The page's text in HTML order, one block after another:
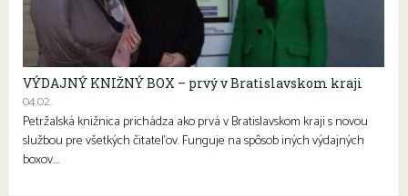
VÝDAJNÝ KNIŽNÝ BOX – prvý v Bratislavskom kraji
04.02.
Petržalská knižnica prichádza ako prvá v Bratislavskom kraji s novou
službou pre všetkých čitateľov. Funguje na spôsob iných výdajných
boxov….